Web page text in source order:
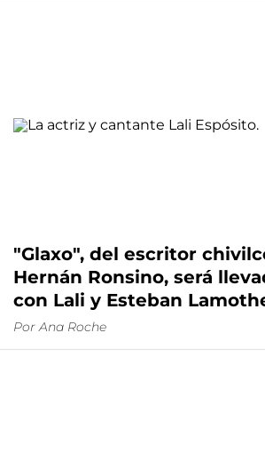
"Glaxo", del escritor
Hernán Ronsino, será
con Lali y Esteban
Por Ana Roche